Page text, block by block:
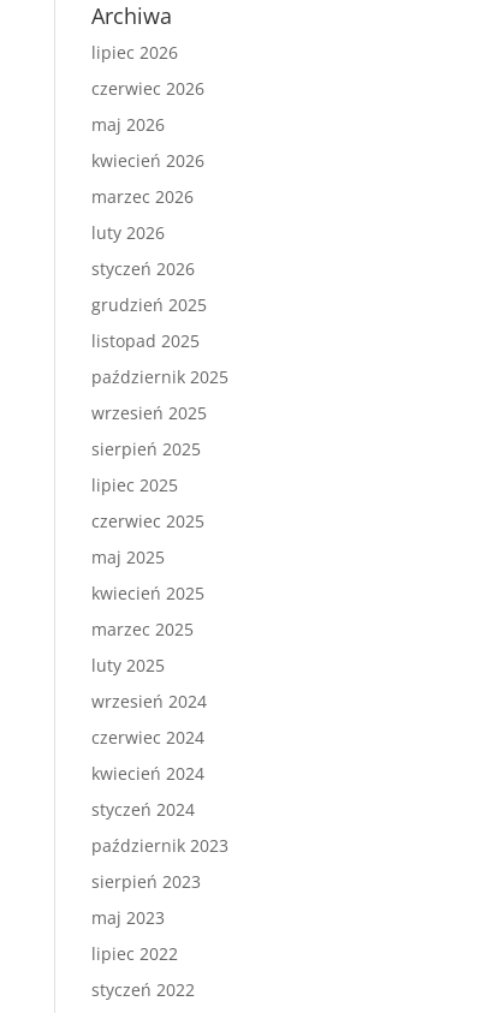
Archiwa
lipiec 2026
czerwiec 2026
maj 2026
kwiecień 2026
marzec 2026
luty 2026
styczeń 2026
grudzień 2025
listopad 2025
październik 2025
wrzesień 2025
sierpień 2025
lipiec 2025
czerwiec 2025
maj 2025
kwiecień 2025
marzec 2025
luty 2025
wrzesień 2024
czerwiec 2024
kwiecień 2024
styczeń 2024
październik 2023
sierpień 2023
maj 2023
lipiec 2022
styczeń 2022